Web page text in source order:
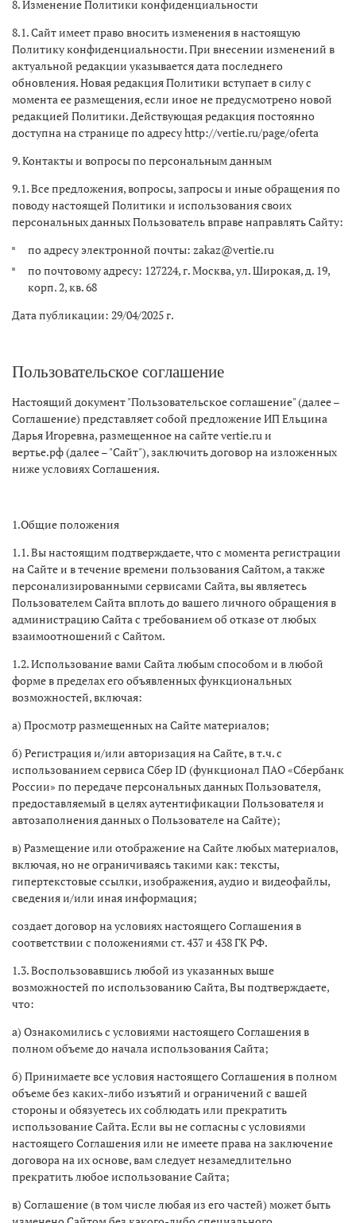
8. Изменение Политики конфиденциальности
8.1. Сайт имеет право вносить изменения в настоящую
Политику конфиденциальности. При внесении изменений в
актуальной редакции указывается дата последнего
обновления. Новая редакция Политики вступает в силу с
момента ее размещения, если иное не предусмотрено новой
редакцией Политики. Действующая редакция постоянно
доступна на странице по адресу http://vertie.ru/page/oferta
9. Контакты и вопросы по персональным данным
9.1. Все предложения, вопросы, запросы и иные обращения по
поводу настоящей Политики и использования своих
персональных данных Пользователь вправе направлять Сайту:
по адресу электронной почты: zakaz@vertie.ru
по почтовому адресу: 127224, г. Москва, ул. Широкая, д. 19,
корп. 2, кв. 68
Дата публикации: 29/04/2025 г.
Пользовательское соглашение
Настоящий документ "Пользовательское соглашение" (далее –
Соглашение) представляет собой предложение ИП Ельцина
Дарья Игоревна, размещенное на сайте vertie.ru и
вертье.рф (далее – "Сайт"), заключить договор на изложенных
ниже условиях Соглашения.
1.Общие положения
1.1. Вы настоящим подтверждаете, что с момента регистрации
на Сайте и в течение времени пользования Сайтом, а также
персонализированными сервисами Сайта, вы являетесь
Пользователем Сайта вплоть до вашего личного обращения в
администрацию Сайта с требованием об отказе от любых
взаимоотношений с Сайтом.
1.2. Использование вами Сайта любым способом и в любой
форме в пределах его объявленных функциональных
возможностей, включая:
а) Просмотр размещенных на Сайте материалов;
б) Регистрация и/или авторизация на Сайте, в т.ч. с
использованием сервиса Сбер ID (функционал ПАО «Сбербанк
России» по передаче персональных данных Пользователя,
предоставляемый в целях аутентификации Пользователя и
автозаполнения данных о Пользователе на Сайте);
в) Размещение или отображение на Сайте любых материалов,
включая, но не ограничиваясь такими как: тексты,
гипертекстовые ссылки, изображения, аудио и видеофайлы,
сведения и/или иная информация;
создает договор на условиях настоящего Соглашения в
соответствии с положениями ст. 437 и 438 ГК РФ.
1.3. Воспользовавшись любой из указанных выше
возможностей по использованию Сайта, Вы подтверждаете,
что:
а) Ознакомились с условиями настоящего Соглашения в
полном объеме до начала использования Сайта;
б) Принимаете все условия настоящего Соглашения в полном
объеме без каких-либо изъятий и ограничений с вашей
стороны и обязуетесь их соблюдать или прекратить
использование Сайта. Если вы не согласны с условиями
настоящего Соглашения или не имеете права на заключение
договора на их основе, вам следует незамедлительно
прекратить любое использование Сайта;
в) Соглашение (в том числе любая из его частей) может быть